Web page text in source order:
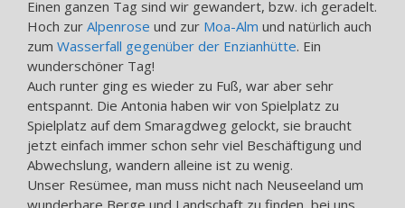
Einen ganzen Tag sind wir gewandert, bzw. ich geradelt.
Hoch zur Alpenrose und zur Moa-Alm und natürlich auch
zum Wasserfall gegenüber der Enzianhütte. Ein
wunderschöner Tag!
Auch runter ging es wieder zu Fuß, war aber sehr
entspannt. Die Antonia haben wir von Spielplatz zu
Spielplatz auf dem Smaragdweg gelockt, sie braucht
jetzt einfach immer schon sehr viel Beschäftigung und
Abwechslung, wandern alleine ist zu wenig.
Unser Resümee, man muss nicht nach Neuseeland um
wunderbare Berge und Landschaft zu finden, bei uns